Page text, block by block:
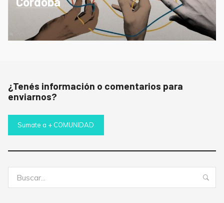
¿Tenés información o comentarios para
enviarnos?
Sumate a + COMUNIDAD